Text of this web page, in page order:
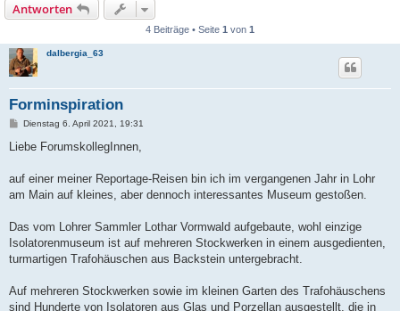
Antworten
4 Beiträge • Seite 1 von 1
dalbergia_63
Forminspiration
B
i
a
Dienstag 6. April 2021, 19:31
Liebe ForumskollegInnen,
auf einer meiner Reportage-Reisen bin ich im vergangenen Jahr in Lohr
am Main auf kleines, aber dennoch interessantes Museum gestoßen.
Das vom Lohrer Sammler Lothar Vormwald aufgebaute, wohl einzige
Isolatorenmuseum ist auf mehreren Stockwerken in einem ausgedienten,
turmartigen Trafohäuschen aus Backstein untergebracht.
Auf mehreren Stockwerken sowie im kleinen Garten des Trafohäuschens
sind Hunderte von Isolatoren aus Glas und Porzellan ausgestellt, die in